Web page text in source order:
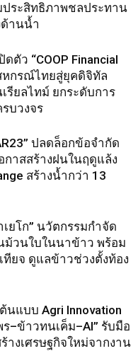
ประสิทธิภาพชลประทาน
านน้ำ
ตัว “COOP Financial
หกรณ์ไทยสู่ยุคดิจิทัล
รียลไทม์ ยกระดับการ
บวงจร
ปลดล็อกข้อจำกัด
กาสสร้างฝนในฤดูแล้ง
สร้างน้ำกว่า 13
เยโก” นวัตกรรมกำจัด
วนใบในนาข้าว พร้อม
ทียจ ดูแลข้าวช่วงตั้งท้อง
นแบบ Agri Innovation
ร–ข้าวทนเค็ม–AI” รับมือ
างเศรษฐกิจใหม่จากงาน